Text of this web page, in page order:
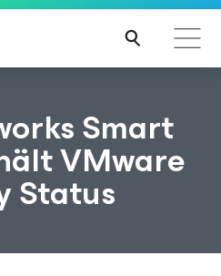
Kunden, die vom Content-
betroffen sind
Smart
VMware
Status